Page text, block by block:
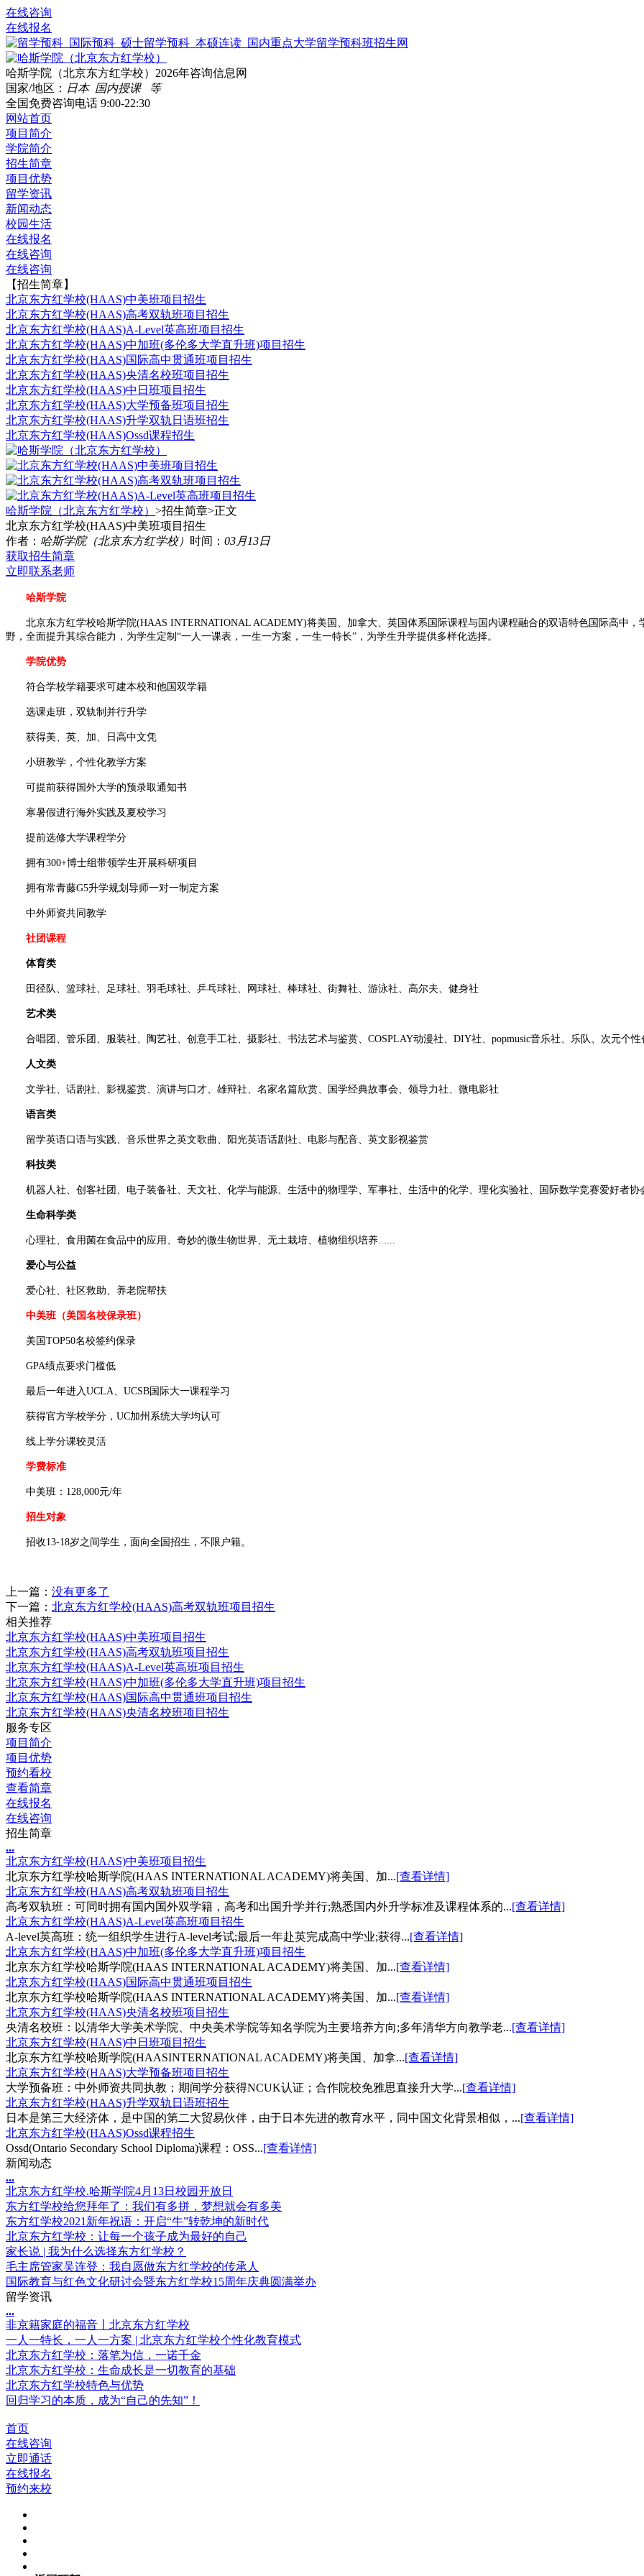
在线咨询
在线报名
哈斯学院（北京东方红学校）2026年咨询信息网
国家/地区： 日本 国内授课 等
全国免费咨询电话 9:00-22:30
网站首页
项目简介
学院简介
招生简章
项目优势
留学资讯
新闻动态
校园生活
在线报名
在线咨询
在线咨询
【招生简章】
北京东方红学校(HAAS)中美班项目招生
北京东方红学校(HAAS)高考双轨班项目招生
北京东方红学校(HAAS)A-Level英高班项目招生
北京东方红学校(HAAS)中加班(多伦多大学直升班)项目招生
北京东方红学校(HAAS)国际高中贯通班项目招生
北京东方红学校(HAAS)央清名校班项目招生
北京东方红学校(HAAS)中日班项目招生
北京东方红学校(HAAS)大学预备班项目招生
北京东方红学校(HAAS)升学双轨日语班招生
北京东方红学校(HAAS)Ossd课程招生
哈斯学院（北京东方红学校） >招生简章>正文
北京东方红学校(HAAS)中美班项目招生
作者： 哈斯学院（北京东方红学校） 时间： 03月13日
获取招生简章
立即联系老师
哈斯学院
北京东方红学校哈斯学院(HAAS INTERNATIONAL ACADEMY)将美国、加拿大、英国体系国际课程与国内课程融合的双语特色国际高中，
野，全面提升其综合能力，为学生定制“一人一课表，一生一方案，一生一特长”，为学生升学提供多样化选择。
学院优势
符合学校学籍要求可建本校和他国双学籍
选课走班，双轨制并行升学
获得美、英、加、日高中文凭
小班教学，个性化教学方案
可提前获得国外大学的预录取通知书
寒暑假进行海外实践及夏校学习
提前选修大学课程学分
拥有300+博士组带领学生开展科研项目
拥有常青藤G5升学规划导师一对一制定方案
中外师资共同教学
社团课程
体育类
田径队、篮球社、足球社、羽毛球社、乒乓球社、网球社、棒球社、街舞社、游泳社、高尔夫、健身社
艺术类
合唱团、管乐团、服装社、陶艺社、创意手工社、摄影社、书法艺术与鉴赏、COSPLAY动漫社、DIY社、popmusic音乐社、乐队、次元个性
人文类
文学社、话剧社、影视鉴赏、演讲与口才、雄辩社、名家名篇欣赏、国学经典故事会、领导力社、微电影社
语言类
留学英语口语与实践、音乐世界之英文歌曲、阳光英语话剧社、电影与配音、英文影视鉴赏
科技类
机器人社、创客社团、电子装备社、天文社、化学与能源、生活中的物理学、军事社、生活中的化学、理化实验社、国际数学竞赛爱好者协
生命科学类
心理社、食用菌在食品中的应用、奇妙的微生物世界、无土栽培、植物组织培养......
爱心与公益
爱心社、社区救助、养老院帮扶
中美班（美国名校保录班）
美国TOP50名校签约保录
GPA绩点要求门槛低
最后一年进入UCLA、UCSB国际大一课程学习
获得官方学校学分，UC加州系统大学均认可
线上学分课较灵活
学费标准
中美班：128,000元/年
招生对象
招收13-18岁之间学生，面向全国招生，不限户籍。
上一篇： 没有更多了
下一篇： 北京东方红学校(HAAS)高考双轨班项目招生
相关推荐
北京东方红学校(HAAS)中美班项目招生
北京东方红学校(HAAS)高考双轨班项目招生
北京东方红学校(HAAS)A-Level英高班项目招生
北京东方红学校(HAAS)中加班(多伦多大学直升班)项目招生
北京东方红学校(HAAS)国际高中贯通班项目招生
北京东方红学校(HAAS)央清名校班项目招生
服务专区
项目简介
项目优势
预约看校
查看简章
在线报名
在线咨询
招生简章
...
北京东方红学校(HAAS)中美班项目招生
北京东方红学校哈斯学院(HAAS INTERNATIONAL ACADEMY)将美国、加...[查看详情]
北京东方红学校(HAAS)高考双轨班项目招生
高考双轨班：可同时拥有国内国外双学籍，高考和出国升学并行;熟悉国内外升学标准及课程体系的...[查看详情]
北京东方红学校(HAAS)A-Level英高班项目招生
A-level英高班：统一组织学生进行A-level考试;最后一年赴英完成高中学业;获得...[查看详情]
北京东方红学校(HAAS)中加班(多伦多大学直升班)项目招生
北京东方红学校哈斯学院(HAAS INTERNATIONAL ACADEMY)将美国、加...[查看详情]
北京东方红学校(HAAS)国际高中贯通班项目招生
北京东方红学校哈斯学院(HAAS INTERNATIONAL ACADEMY)将美国、加...[查看详情]
北京东方红学校(HAAS)央清名校班项目招生
央清名校班：以清华大学美术学院、中央美术学院等知名学院为主要培养方向;多年清华方向教学老...[查看详情]
北京东方红学校(HAAS)中日班项目招生
北京东方红学校哈斯学院(HAASINTERNATIONAL ACADEMY)将美国、加拿...[查看详情]
北京东方红学校(HAAS)大学预备班项目招生
大学预备班：中外师资共同执教；期间学分获得NCUK认证；合作院校免雅思直接升大学...[查看详情]
北京东方红学校(HAAS)升学双轨日语班招生
日本是第三大经济体，是中国的第二大贸易伙伴，由于日本先进的教育水平，同中国文化背景相似，...[查看详情]
北京东方红学校(HAAS)Ossd课程招生
Ossd(Ontario Secondary School Diploma)课程：OSS...[查看详情]
新闻动态
...
北京东方红学校.哈斯学院4月13日校园开放日
东方红学校给您拜年了：我们有多拼，梦想就会有多美
东方红学校2021新年祝语：开启“牛”转乾坤的新时代
北京东方红学校：让每一个孩子成为最好的自己
家长说 | 我为什么选择东方红学校？
毛主席管家吴连登：我自愿做东方红学校的传承人
国际教育与红色文化研讨会暨东方红学校15周年庆典圆满举办
留学资讯
...
非京籍家庭的福音丨北京东方红学校
一人一特长，一人一方案 | 北京东方红学校个性化教育模式
北京东方红学校：落笔为信，一诺千金
北京东方红学校：生命成长是一切教育的基础
北京东方红学校特色与优势
回归学习的本质，成为“自己的先知”！
首页
在线咨询
立即通话
在线报名
预约来校